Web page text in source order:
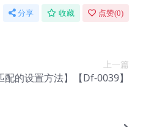
分享 收藏 点赞(0)
上一篇
的设置方法】【Df-0039】